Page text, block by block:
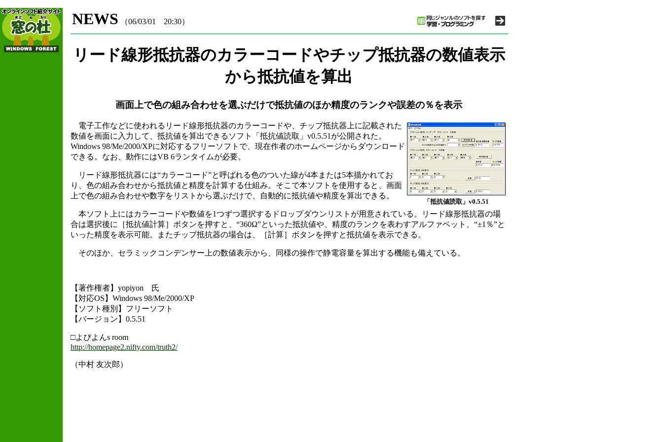
NEWS （06/03/01 20:30）
リード線形抵抗器のカラーコードやチップ抵抗器の数値表示
から抵抗値を算出
画面上で色の組み合わせを選ぶだけで抵抗値のほか精度のランクや誤差の％を表示
「抵抗値読取」v0.5.51
電子工作などに使われるリード線形抵抗器のカラーコードや、チップ抵抗器上に記載された
数値を画面に入力して、抵抗値を算出できるソフト「抵抗値読取」v0.5.51が公開された。
Windows 98/Me/2000/XPに対応するフリーソフトで、現在作者のホームページからダウンロード
できる。なお、動作にはVB 6ランタイムが必要。
リード線形抵抗器には“カラーコード”と呼ばれる色のついた線が4本または5本描かれてお
り、色の組み合わせから抵抗値と精度を計算する仕組み。そこで本ソフトを使用すると、画面
上で色の組み合わせや数字をリストから選ぶだけで、自動的に抵抗値や精度を算出できる。
本ソフト上にはカラーコードや数値を1つずつ選択するドロップダウンリストが用意されている。リード線形抵抗器の場
合は選択後に［抵抗値計算］ボタンを押すと、“360Ω”といった抵抗値や、精度のランクを表わすアルファベット、“±1％”と
いった精度を表示可能。またチップ抵抗器の場合は、［計算］ボタンを押すと抵抗値を表示できる。
そのほか、セラミックコンデンサー上の数値表示から、同様の操作で静電容量を算出する機能も備えている。
【著作権者】yopiyon 氏
【対応OS】Windows 98/Me/2000/XP
【ソフト種別】フリーソフト
【バージョン】0.5.51
□よぴよんs room
http://homepage2.nifty.com/truth2/
（中村 友次郎）